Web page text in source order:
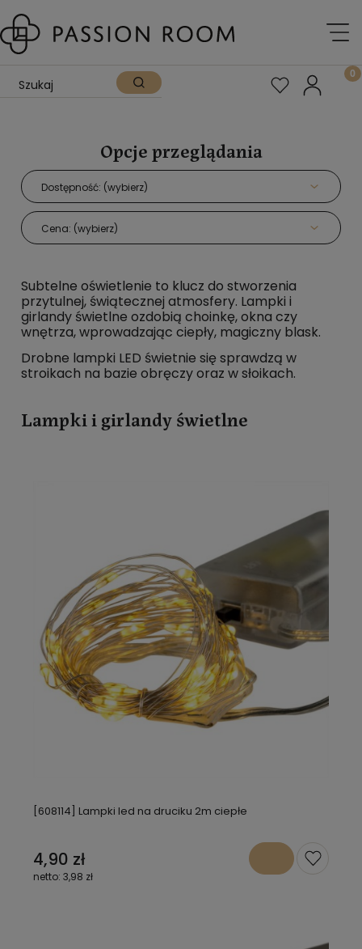
Opcje przeglądania
Dostępność: (wybierz)
Cena: (wybierz)
Subtelne oświetlenie to klucz do stworzenia
przytulnej, świątecznej atmosfery. Lampki i
girlandy świetlne ozdobią choinkę, okna czy
wnętrza, wprowadzając ciepły, magiczny blask.
Drobne lampki LED świetnie się sprawdzą w
stroikach na bazie obręczy oraz w słoikach.
Lampki i girlandy świetlne
[608114] Lampki led na druciku 2m ciepłe
4,90 zł
3,98 zł